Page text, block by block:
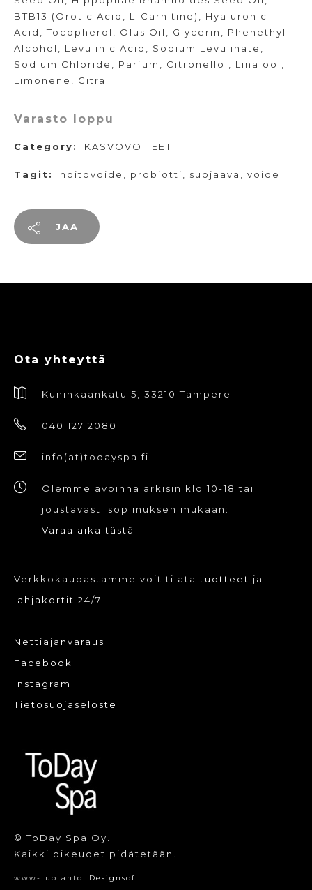
BTB13 (Orotic Acid, L-Carnitine), Hyaluronic
Acid, Tocopherol, Olus Oil, Glycerin, Phenethyl
Alcohol, Levulinic Acid, Sodium Levulinate,
Sodium Chloride, Parfum, Citronellol, Linalool,
Limonene, Citral
Varasto loppu
Category: KASVOVOITEET
Tagit: hoitovoide probiotti suojaava voide
JAA
Ota yhteyttä
Kuninkaankatu 5, 33210 Tampere
040 127 2080
info(at)todayspa.fi
Olemme avoinna arkisin klo 10-18 tai
joustavasti sopimuksen mukaan:
Varaa aika tästä
Verkkokaupastamme voit tilatatuotteet ja
lahjakortit 24/7
Nettiajanvaraus
Facebook
Instagram
Tietosuojaseloste
© ToDay Spa Oy.
Kaikki oikeudet pidätetään.
www-tuotanto: Designsoft